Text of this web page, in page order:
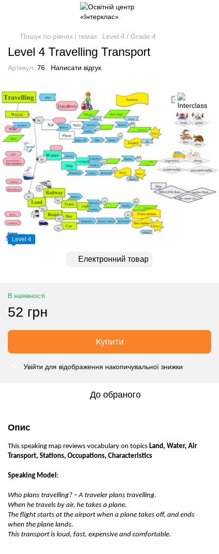
Пошук по рівнях і темах Level 4 / Grade 4
Level 4 Travelling Transport
Артикул: 76 Написати відгук
Level 4
Електронний товар
В наявності
52 грн
Купити
Увійти для відображення накопичувальної знижки
До обраного
Опис
This speaking map reviews vocabulary on topics Land, Water, Air
Transport, Stations, Occupations, Characteristics
Speaking Model :
Who plans travelling? – A traveler plans travelling.
When he travels by air, he takes a plane.
The flight starts at the airport when a plane takes off, and ends
when the plane lands.
This transport is loud, fast, expensive and comfortable.